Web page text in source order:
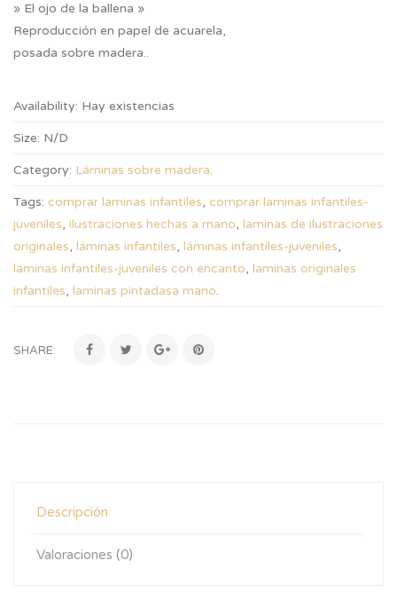
» El ojo de la ballena »
Reproducción en papel de acuarela,
posada sobre madera..
Availability: Hay existencias
Size: N/D
Category: Láminas sobre madera.
Tags: comprar laminas infantiles, comprar laminas infantiles-
juveniles, ilustraciones hechas a mano, laminas de ilustraciones
originales, láminas infantiles, láminas infantiles-juveniles,
laminas infantiles-juveniles con encanto, laminas originales
infantiles, laminas pintadasa mano.
SHARE:
Descripción
Valoraciones (0)